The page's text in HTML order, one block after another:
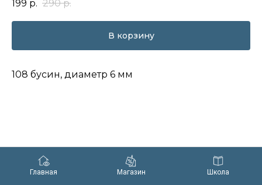
199 р. 290 р.
В корзину
108 бусин, диаметр 6 мм
Главная Магазин Школа